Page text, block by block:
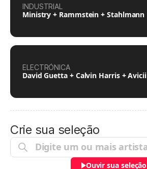
INDUSTRIAL
Ministry + Rammstein + Stahlmann
ELECTRÓNICA
David Guetta + Calvin Harris + Avicii
Crie sua seleção
Ouvir sua seleção